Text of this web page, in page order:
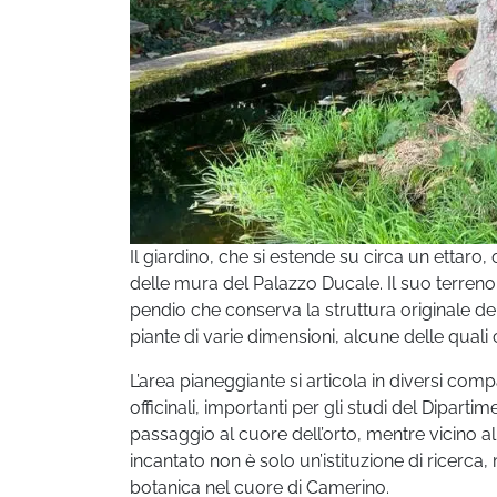
Il giardino, che si estende su circa un
delle mura del Palazzo Ducale. Il suo
pendio che conserva la struttura originale
piante di varie dimensioni, alcune delle
L’area pianeggiante si articola in diversi
officinali, importanti per gli studi del
passaggio al cuore dell’orto, mentre vicino
incantato non è solo un’istituzione di
botanica nel cuore di Camerino.